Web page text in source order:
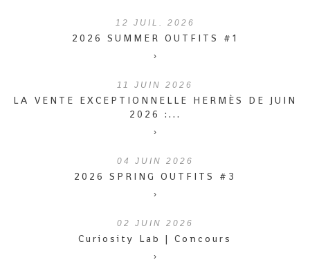
12 JUIL. 2026
2026 SUMMER OUTFITS #1
›
11 JUIN 2026
LA VENTE EXCEPTIONNELLE HERMÈS DE JUIN
2026 :...
›
04 JUIN 2026
2026 SPRING OUTFITS #3
›
02 JUIN 2026
Curiosity Lab | Concours
›